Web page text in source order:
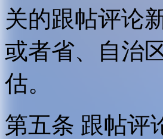
关的跟帖评论
或者省、自治
估。
第五条 跟帖评